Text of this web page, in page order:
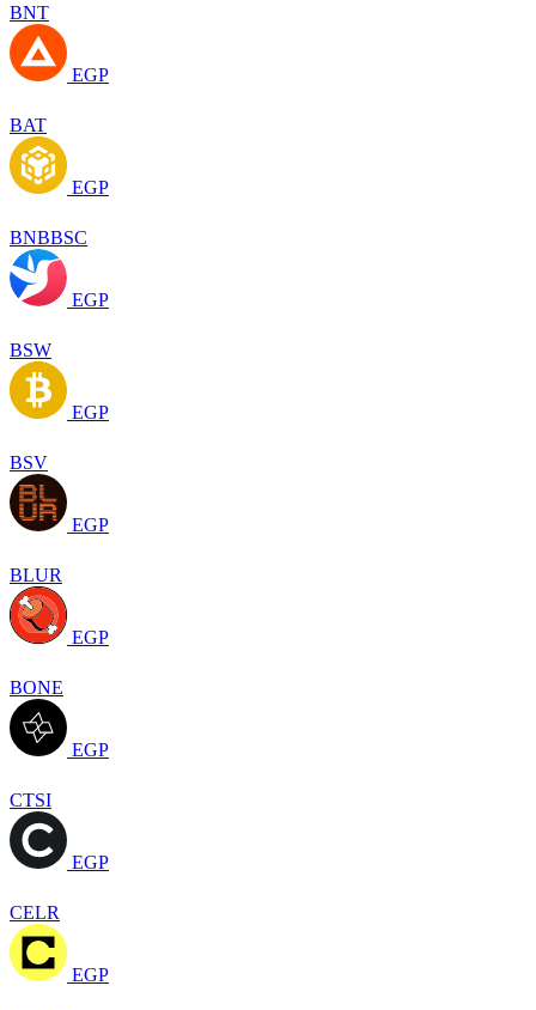
BNT
EGP
BAT
EGP
BNBBSC
EGP
BSW
EGP
BSV
EGP
BLUR
EGP
BONE
EGP
CTSI
EGP
CELR
EGP